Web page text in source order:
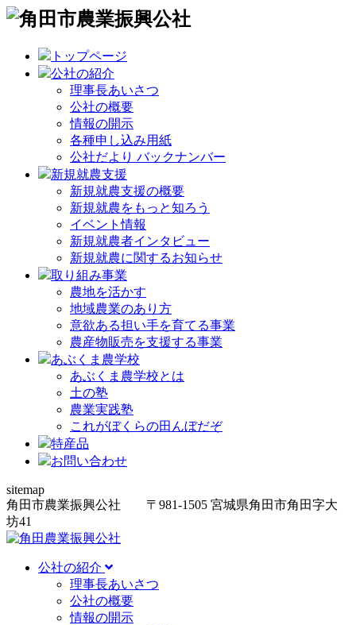
トップページ
公社の紹介
理事長あいさつ
公社の概要
情報の開示
各種申し込み用紙
公社だより バックナンバー
新規就農支援
新規就農支援の概要
新規就農をもっと知ろう
イベント情報
新規就農者インタビュー
新規就農に関するお知らせ
取り組み事業
農地を活かす
地域農業のあり方
意欲ある担い手を育てる事業
農産物販売を支援する事業
あぶくま農学校
あぶくま農学校とは
土の塾
農業実践塾
これがぼくらの田んぼだぞ
特産品
お問い合わせ
sitemap
角田市農業振興公社 〒981-1505 宮城県角田市角田字大
坊41
公社の紹介
理事長あいさつ
公社の概要
情報の開示